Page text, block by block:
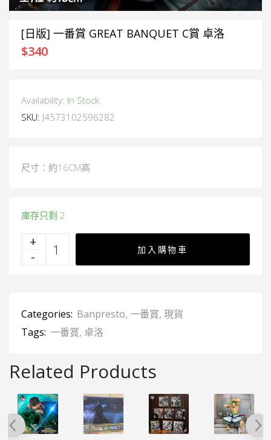
[日版] 一番賞 GREAT BANQUET C賞 卓洛
$340
Availability: In Stock
SKU: J4573102596282
尺寸：約16CM高
庫存只剩 2
加入購物車
Categories: Banpresto, 一番賞, 現貨
Tags: 一番賞, 卓洛
Related Products